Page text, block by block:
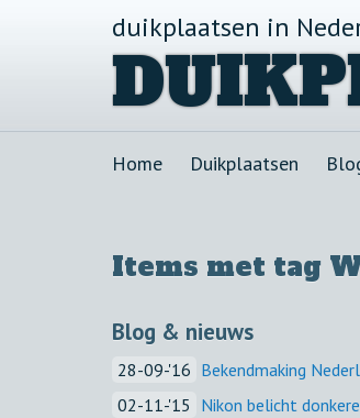
duikplaatsen in
Home Duikplaatsen
Items met tag
Blog & nieuws
28-09-'16 Bekendmaking
02-11-'15 Nikon belicht